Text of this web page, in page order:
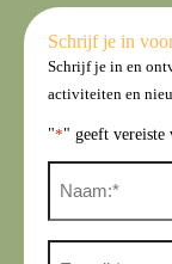
Schrijf je in
Schrijf je in en
activiteiten en
"*" geeft vereiste
N
E